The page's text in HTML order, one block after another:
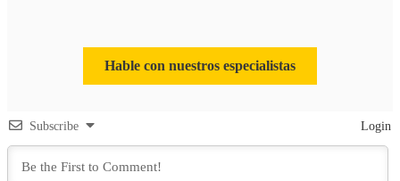
Hable con nuestros especialistas
Subscribe Login